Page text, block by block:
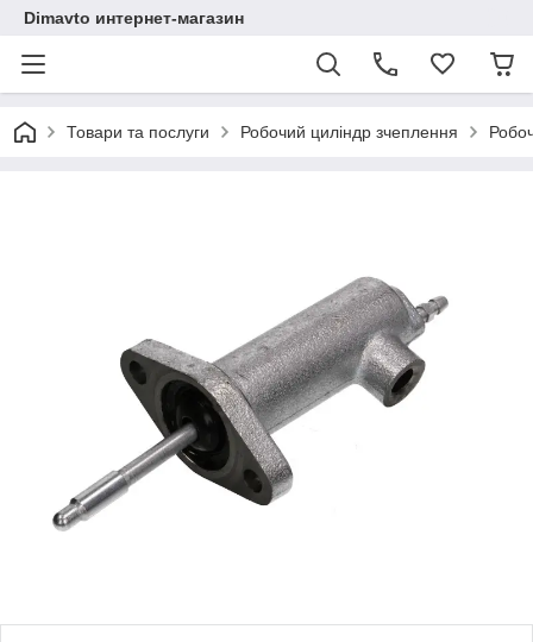
Dimavto интернет-магазин
Товари та послуги Робочий циліндр зчеплення